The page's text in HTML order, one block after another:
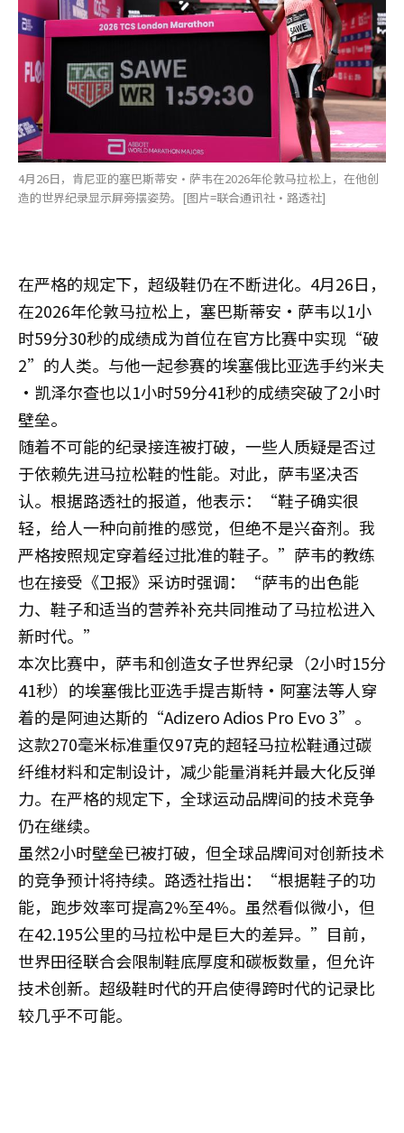
4月26日，肯尼亚的塞巴斯蒂安·萨韦在2026年伦敦马拉松上，在他创
造的世界纪录显示屏旁摆姿势。[图片=联合通讯社·路透社]
在严格的规定下，超级鞋仍在不断进化。4月26日，
在2026年伦敦马拉松上，塞巴斯蒂安·萨韦以1小
时59分30秒的成绩成为首位在官方比赛中实现“破
2”的人类。与他一起参赛的埃塞俄比亚选手约米夫
·凯泽尔查也以1小时59分41秒的成绩突破了2小时
壁垒。
随着不可能的纪录接连被打破，一些人质疑是否过
于依赖先进马拉松鞋的性能。对此，萨韦坚决否
认。根据路透社的报道，他表示：“鞋子确实很
轻，给人一种向前推的感觉，但绝不是兴奋剂。我
严格按照规定穿着经过批准的鞋子。”萨韦的教练
也在接受《卫报》采访时强调：“萨韦的出色能
力、鞋子和适当的营养补充共同推动了马拉松进入
新时代。”
本次比赛中，萨韦和创造女子世界纪录（2小时15分
41秒）的埃塞俄比亚选手提吉斯特·阿塞法等人穿
着的是阿迪达斯的“Adizero Adios Pro Evo 3”。
这款270毫米标准重仅97克的超轻马拉松鞋通过碳
纤维材料和定制设计，减少能量消耗并最大化反弹
力。在严格的规定下，全球运动品牌间的技术竞争
仍在继续。
虽然2小时壁垒已被打破，但全球品牌间对创新技术
的竞争预计将持续。路透社指出：“根据鞋子的功
能，跑步效率可提高2%至4%。虽然看似微小，但
在42.195公里的马拉松中是巨大的差异。”目前，
世界田径联合会限制鞋底厚度和碳板数量，但允许
技术创新。超级鞋时代的开启使得跨时代的记录比
较几乎不可能。